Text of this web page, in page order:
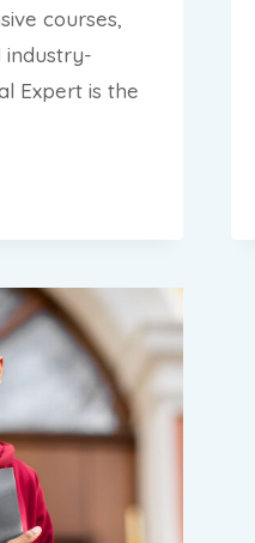
courses,
industry-
Expert is the